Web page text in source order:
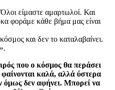
είμαστε αμαρτωλοί. Και
φοράμε κάθε βήμα μας είναι
και δεν το καταλαβαίνει.
που ο κόσμος θα περάσει
καλά, αλλά ύστερα
όμως δεν αφήνει. Μπορεί να